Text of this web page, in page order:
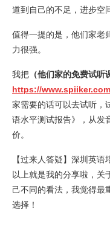
道到自己的不足，进步空
值得一提的是，他们家老
力很强。
我把 （他们家的免费试听
https://
家需要的话可以去试听，
语水平测试报告》，从发
价。
【过来人答疑】深圳英
以上就是我的分享啦，关
己不同的看法，我觉得最
选择！